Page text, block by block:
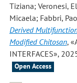
Tiziana; Veronesi,
Micaela; Fabbri,
Derived
Modified Chitosan,
INTERFACES»,
Open Access